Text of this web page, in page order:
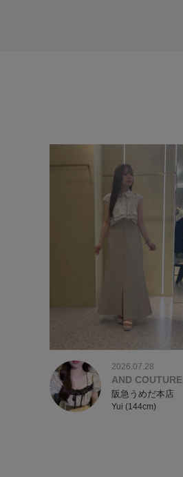
2026.07.28
AND COUTURE
阪急うめだ本店
Yui (144cm)